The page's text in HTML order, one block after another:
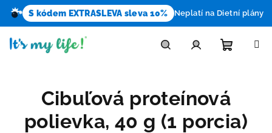
S kódem EXTRASLEVA sleva 10% Neplatí na Dietní plány
košík
Cibuľová proteínová
polievka, 40 g (1 porcia)